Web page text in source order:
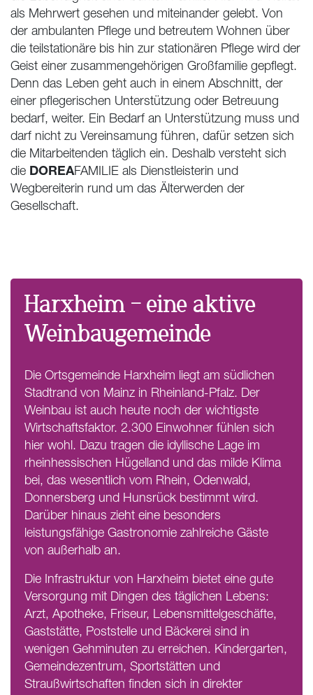
als Mehrwert gesehen und miteinander gelebt. Von
der ambulanten Pflege und betreutem Wohnen über
die teilstationäre bis hin zur stationären Pflege wird der
Geist einer zusammengehörigen Großfamilie gepflegt.
Denn das Leben geht auch in einem Abschnitt, der
einer pflegerischen Unterstützung oder Betreuung
bedarf, weiter. Ein Bedarf an Unterstützung muss und
darf nicht zu Vereinsamung führen, dafür setzen sich
die Mitarbeitenden täglich ein. Deshalb versteht sich
die DOREAFAMILIE als Dienstleisterin und
Wegbereiterin rund um das Älterwerden der
Gesellschaft.
Harxheim – eine aktive
Weinbaugemeinde
Die Ortsgemeinde Harxheim liegt am südlichen
Stadtrand von Mainz in Rheinland-Pfalz. Der
Weinbau ist auch heute noch der wichtigste
Wirtschaftsfaktor. 2.300 Einwohner fühlen sich
hier wohl. Dazu tragen die idyllische Lage im
rheinhessischen Hügelland und das milde Klima
bei, das wesentlich vom Rhein, Odenwald,
Donnersberg und Hunsrück bestimmt wird.
Darüber hinaus zieht eine besonders
leistungsfähige Gastronomie zahlreiche Gäste
von außerhalb an.
Die Infrastruktur von Harxheim bietet eine gute
Versorgung mit Dingen des täglichen Lebens:
Arzt, Apotheke, Friseur, Lebensmittelgeschäfte,
Gaststätte, Poststelle und Bäckerei sind in
wenigen Gehminuten zu erreichen. Kindergarten,
Gemeindezentrum, Sportstätten und
Straußwirtschaften finden sich in direkter